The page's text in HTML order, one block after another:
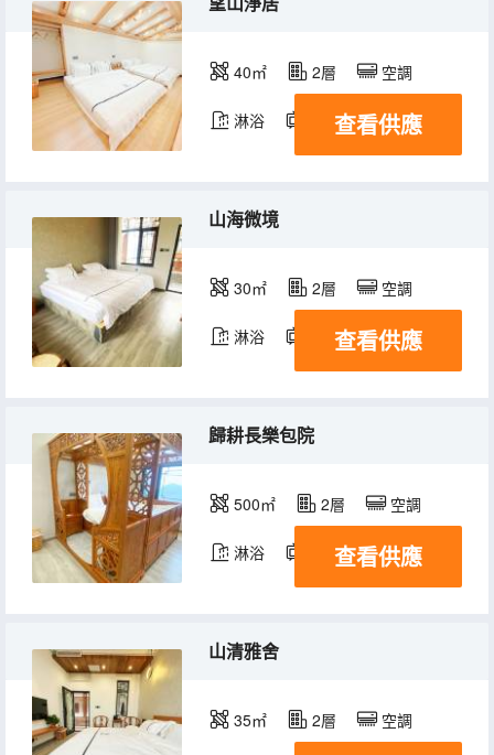
40㎡ 2層 空調
淋浴 電視機
查看供應
山海微境
30㎡ 2層 空調
淋浴 電視機
查看供應
歸耕長樂包院
500㎡ 2層 空調
淋浴 電視機
查看供應
山清雅舍
35㎡ 2層 空調